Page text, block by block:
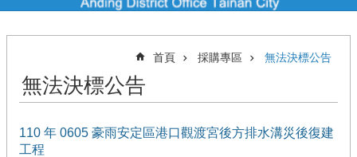
首頁 採購專區 無法決標公告
無法決標公告
110 年 0605 豪雨安定區港口觀渡宮後方排水溝災後復建
工程